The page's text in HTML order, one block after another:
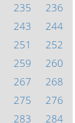
235
236
243
244
251
252
259
260
267
268
275
276
283
284